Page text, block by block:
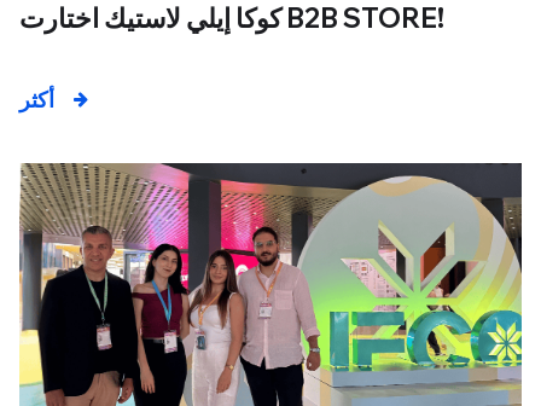
كوكا إيلي لاستيك اختارت B2B STORE!
أكثر